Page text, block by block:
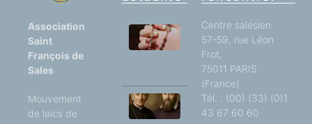
Association
Saint
François de
Sales
Mouvement
de laïcs de
Un si
grand
réconfort !
SAINT
FRANÇOIS
Centre salésien
57-59, rue Léon
Frot,
75011 PARIS
(France)
Tél. : (00) (33) (0)1
43 67 60 60